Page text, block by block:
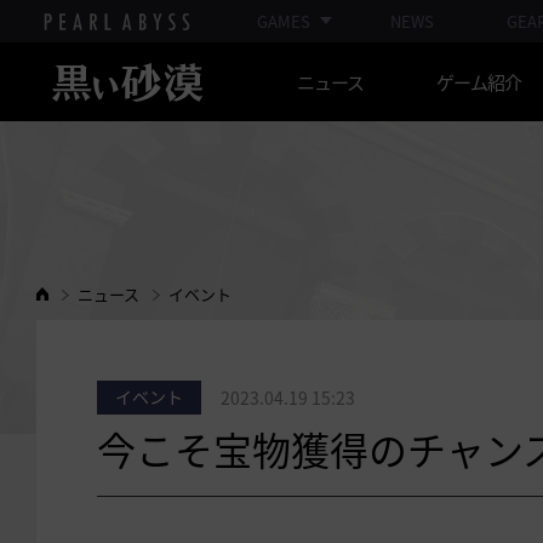
GAMES NEWS
ニュース ゲーム紹介
ニュース イベント
イベント 2023.04.19 15:23
今こそ宝物獲得のチャン